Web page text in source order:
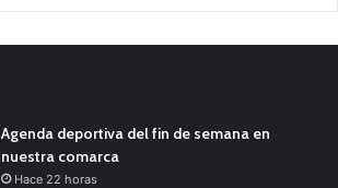
Agenda deportiva del fin de semana en
nuestra comarca
Hace 22 horas